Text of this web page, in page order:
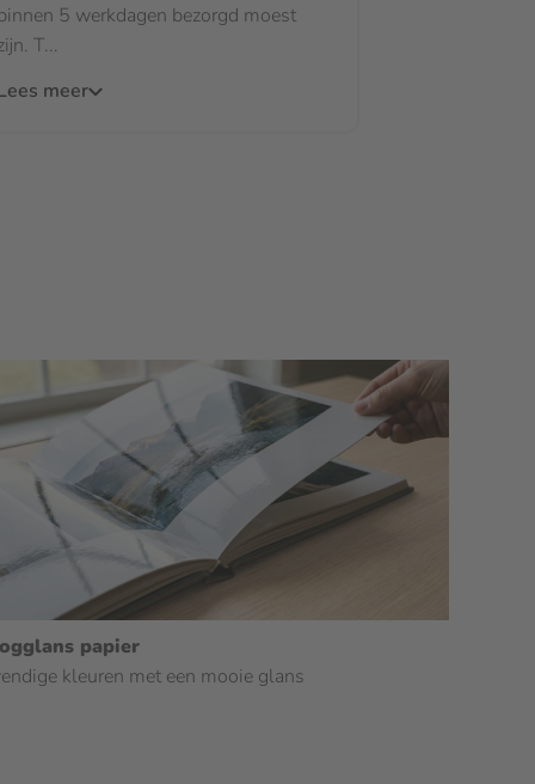
5 werkdagen bezorgd moest
T...
meer
papier
kleuren met een mooie glans